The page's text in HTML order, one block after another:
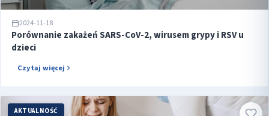
2024-11-18
Porównanie zakażeń SARS-CoV-2, wirusem grypy i RSV u
dzieci
Czytaj więcej
AKTUALNOŚĆ